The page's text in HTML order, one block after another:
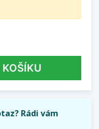
KOŠÍKU
Rádi vám